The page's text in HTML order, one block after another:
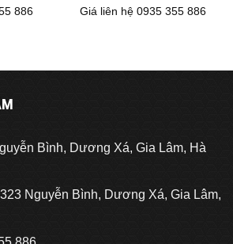
886 Giá liên hệ 0935 355 886
Bình, Dương Xá, Gia Lâm, Hà
Nguyễn Bình, Dương Xá, Gia Lâm,